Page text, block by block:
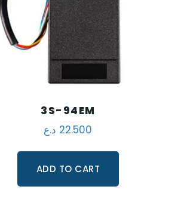
3S-94EM
22.500 د.ع
ADD TO CART